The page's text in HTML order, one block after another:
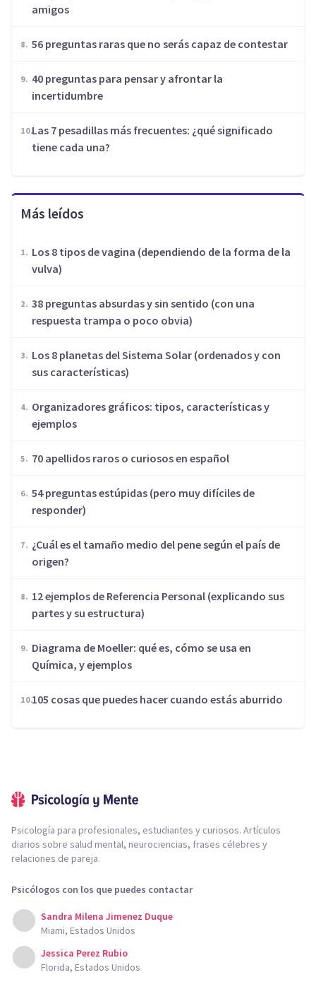
amigos
56 preguntas raras que no serás capaz de contestar
40 preguntas para pensar y afrontar la
incertidumbre
Las 7 pesadillas más frecuentes: ¿qué significado
tiene cada una?
Más leídos
Los 8 tipos de vagina (dependiendo de la forma de la
vulva)
​38 preguntas absurdas y sin sentido (con una
respuesta trampa o poco obvia)
Los 8 planetas del Sistema Solar (ordenados y con
sus características)
Organizadores gráficos: tipos, características y
ejemplos
70 apellidos raros o curiosos en español
54 preguntas estúpidas (pero muy difíciles de
responder)
¿Cuál es el tamaño medio del pene según el país de
origen?
12 ejemplos de Referencia Personal (explicando sus
partes y su estructura)
Diagrama de Moeller: qué es, cómo se usa en
Química, y ejemplos
105 cosas que puedes hacer cuando estás aburrido
Psicología para profesionales, estudiantes y curiosos. Artículos
diarios sobre salud mental, neurociencias, frases célebres y
relaciones de pareja.
Psicólogos con los que puedes contactar
Sandra Milena Jimenez Duque
Miami, Estados Unidos
Jessica Perez Rubio
Florida, Estados Unidos